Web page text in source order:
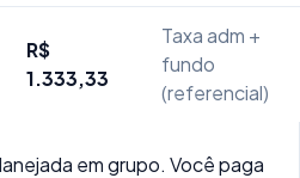
R$
1.333,33
Taxa adm +
fundo
(referencial)
em grupo. Você paga